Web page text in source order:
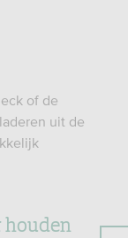
of de
uit de